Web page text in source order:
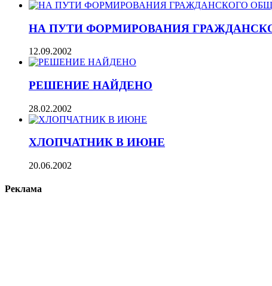
НА ПУТИ ФОРМИРОВАНИЯ
12.09.2002
РЕШЕНИЕ НАЙДЕНО
28.02.2002
ХЛОПЧАТНИК В ИЮНЕ
20.06.2002
Реклама